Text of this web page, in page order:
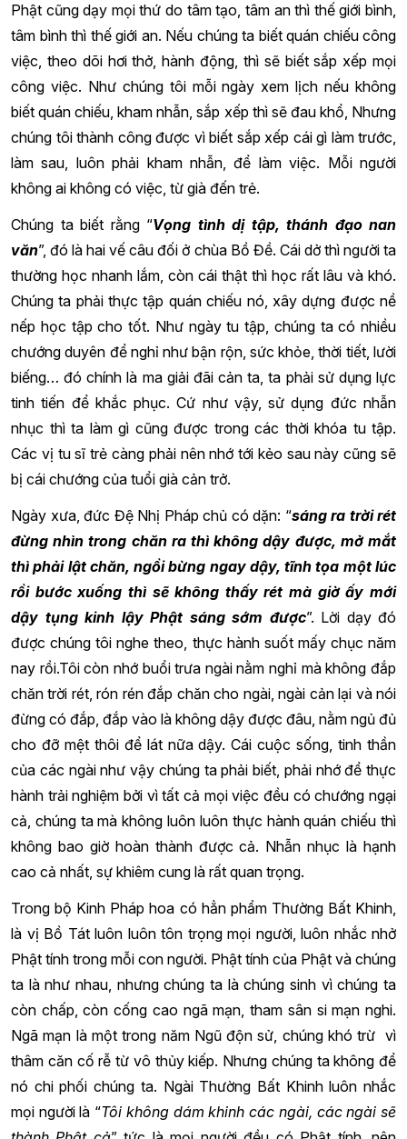
Phật cũng dạy mọi thứ do tâm tạo, tâm an thì thế giới bình,
tâm bình thì thế giới an. Nếu chúng ta biết quán chiếu công
việc, theo dõi hơi thở, hành động, thì sẽ biết sắp xếp mọi
công việc. Như chúng tôi mỗi ngày xem lịch nếu không
biết quán chiếu, kham nhẫn, sắp xếp thì sẽ đau khổ, Nhưng
chúng tôi thành công được vì biết sắp xếp cái gì làm trước,
làm sau, luôn phải kham nhẫn, để làm việc. Mỗi người
không ai không có việc, từ già đến trẻ.
Chúng ta biết rằng “Vọng tình dị tập, thánh đạo nan
văn”, đó là hai vế câu đối ở chùa Bồ Đề. Cái dở thì người ta
thường học nhanh lắm, còn cái thật thì học rất lâu và khó.
Chúng ta phải thực tập quán chiếu nó, xây dựng được nề
nếp học tập cho tốt. Như ngày tu tập, chúng ta có nhiều
chướng duyên để nghỉ như bận rộn, sức khỏe, thời tiết, lười
biếng… đó chính là ma giải đãi cản ta, ta phải sử dụng lực
tinh tiến để khắc phục. Cứ như vậy, sử dụng đức nhẫn
nhục thì ta làm gì cũng được trong các thời khóa tu tập.
Các vị tu sĩ trẻ càng phải nên nhớ tới kẻo sau này cũng sẽ
bị cái chướng của tuổi già cản trở.
Ngày xưa, đức Đệ Nhị Pháp chủ có dặn: “sáng ra trời rét
đừng nhìn trong chăn ra thì không dậy được, mở mắt
thì phải lật chăn, ngồi bừng ngay dậy, tĩnh tọa một lúc
rồi bước xuống thì sẽ không thấy rét mà giờ ấy mới
dậy tụng kinh lậy Phật sáng sớm được”. Lời dạy đó
được chúng tôi nghe theo, thực hành suốt mấy chục năm
nay rồi.Tôi còn nhớ buổi trưa ngài nằm nghỉ mà không đắp
chăn trời rét, rón rén đắp chăn cho ngài, ngài cản lại và nói
đừng có đắp, đắp vào là không dậy được đâu, nằm ngủ đủ
cho đỡ mệt thôi để lát nữa dậy. Cái cuộc sống, tinh thần
của các ngài như vậy chúng ta phải biết, phải nhớ để thực
hành trải nghiệm bởi vì tất cả mọi việc đều có chướng ngại
cả, chúng ta mà không luôn luôn thực hành quán chiếu thì
không bao giờ hoàn thành được cả. Nhẫn nhục là hạnh
cao cả nhất, sự khiêm cung là rất quan trọng.
Trong bộ Kinh Pháp hoa có hẳn phẩm Thường Bất Khinh,
là vị Bồ Tát luôn luôn tôn trọng mọi người, luôn nhắc nhở
Phật tính trong mỗi con người. Phật tính của Phật và chúng
ta là như nhau, nhưng chúng ta là chúng sinh vì chúng ta
còn chấp, còn cống cao ngã mạn, tham sân si mạn nghi.
Ngã mạn là một trong năm Ngũ độn sử, chúng khó trừ vì
thâm căn cố rễ từ vô thủy kiếp. Nhưng chúng ta không để
nó chi phối chúng ta. Ngài Thường Bất Khinh luôn nhắc
mọi người là “Tôi không dám khinh các ngài, các ngài sẽ